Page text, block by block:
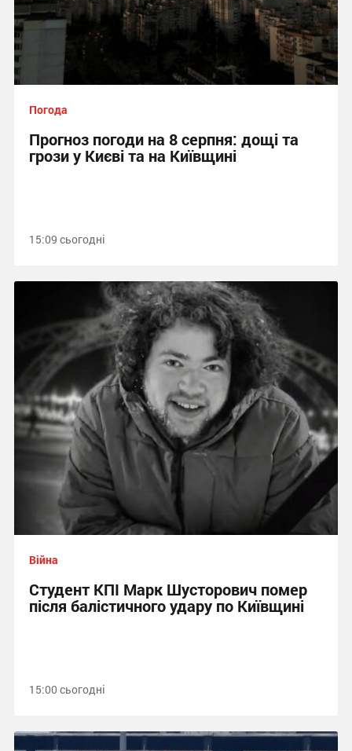
Погода
Прогноз погоди на 8 серпня: дощі та
грози у Києві та на Київщині
15:09 сьогодні
Війна
Студент КПІ Марк Шусторович помер
після балістичного удару по Київщині
15:00 сьогодні